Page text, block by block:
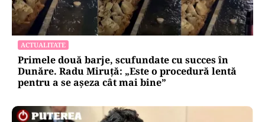
ACTUALITATE
Primele două barje, scufundate cu succes în
Dunăre. Radu Miruță: „Este o procedură lentă
pentru a se așeza cât mai bine”